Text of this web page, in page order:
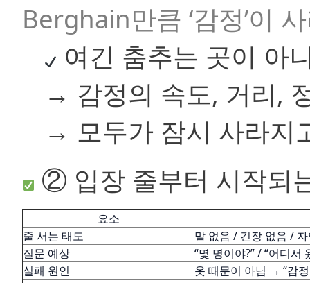
Berghain만큼 ‘감정’이
여긴 춤추는 곳이 아
→ 감정의 속도, 거리,
→ 모두가 잠시 사라지
② 입장 줄부터 시작되
요소
줄 서는 태도
말 없음 / 긴장 없음 /
질문 예상
“몇 명이야?” / “어디
실패 원인
옷 때문이 아님 → “감